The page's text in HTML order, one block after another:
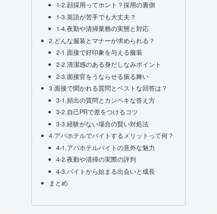
1-2.顔採用ってホント？採用の裏側
1-3.英語が苦手でも大丈夫？
1-4.夜勤や清掃業務の実態と対応
2.どんな服装とマナーが求められる？
2-1.面接で好印象を与える服装
2-2.清潔感のある身だしなみポイント
2-3.面接官をうならせる振る舞い
3.面接で聞かれる質問とベストな回答は？
3-1.頻出の質問とカンペキな答え方
3-2.自己PRで差をつけるコツ
3-3.経験がない場合の賢い対処法
4.アパホテルでバイトするメリットって何？
4-1.アパホテルバイトの意外な魅力
4-2.夜勤や清掃の実際の評判
4-3.バイトから始まる出会いと成長
まとめ